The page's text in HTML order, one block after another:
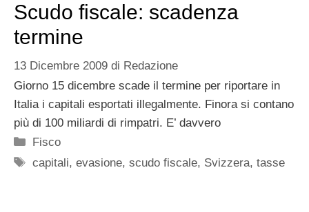
Scudo fiscale: scadenza
termine
13 Dicembre 2009 di Redazione
Giorno 15 dicembre scade il termine per riportare in
Italia i capitali esportati illegalmente. Finora si contano
più di 100 miliardi di rimpatri. E’ davvero
Categorie
Fisco
Tag
capitali,evasione,scudo fiscale, Svizzera,tasse